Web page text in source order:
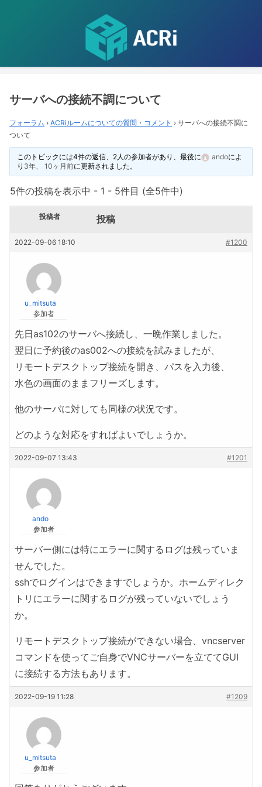
サーバへの接続不調について
フォーラム › ACRiルームについての質問・コメント › サーバへの接続不調に
ついて
このトピックには4件の返信、2人の参加者があり、最後に andoによ
り 3年、 10ヶ月前に更新されました。
5件の投稿を表示中 - 1 - 5件目 (全5件中)
投稿者 投稿
2022-09-06 18:10 #1200
u_mitsuta
参加者
先日as102のサーバへ接続し、一晩作業しました。
翌日に予約後のas002への接続を試みましたが、
リモートデスクトップ接続を開き、パスを入力後、
水色の画面のままフリーズします。
他のサーバに対しても同様の状況です。
どのような対応をすればよいでしょうか。
2022-09-07 13:43 #1201
ando
参加者
サーバー側には特にエラーに関するログは残っていま
せんでした。
sshでログインはできますでしょうか。ホームディレク
トリにエラーに関するログが残っていないでしょう
か。
リモートデスクトップ接続ができない場合、vncserver
コマンドを使ってご自身でVNCサーバーを立ててGUI
に接続する方法もあります。
2022-09-19 11:28 #1209
u_mitsuta
参加者